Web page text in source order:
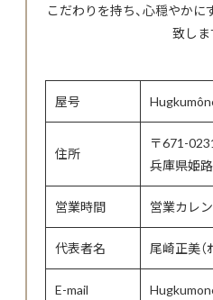
こだわりを持ち、心穏やか
致しま
屋号
住所
〒671-
兵庫県姫
営業時間 営業カレ
代表者名 尾崎正美（ｵ
E-mail